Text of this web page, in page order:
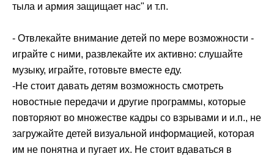
тыла и армия защищает нас" и т.п.
- Отвлекайте внимание детей по мере возможности -
играйте с ними, развлекайте их активно: слушайте
музыку, играйте, готовьте вместе еду.
-Не стоит давать детям возможность смотреть
новостные передачи и другие программы, которые
повторяют во множестве кадры со взрывами и и.п., не
загружайте детей визуальной информацией, которая
им не понятна и пугает их. Не стоит вдаваться в